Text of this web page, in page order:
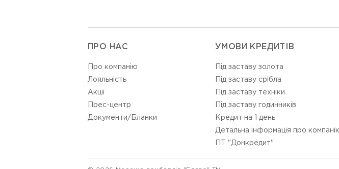
ПРО НАС
Про компанію
Лояльність
Акції
Прес-центр
Документи/Бланки
УМОВИ КРЕДИТІВ
Під заставу золота
Під заставу срібла
Під заставу техніки
Під заставу годинників
Кредит на 1 день
Детальна інформація про
ПТ "Донкредит"